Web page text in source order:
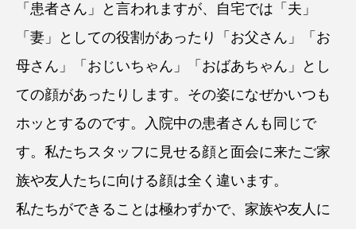
「患者さん」と言われますが、自宅では「夫」
「妻」としての役割があったり「お父さん」「お
母さん」「おじいちゃん」「おばあちゃん」とし
ての顔があったりします。その姿になぜかいつも
ホッとするのです。入院中の患者さんも同じで
す。私たちスタッフに見せる顔と面会に来たご家
族や友人たちに向ける顔は全く違います。
私たちができることは極わずかで、家族や友人に